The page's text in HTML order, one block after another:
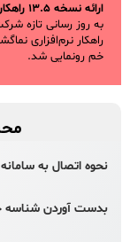
ارائه نسخه ۱۳.۵ راهکار نرم‌افزاری نماگشت به بازار آژانس‌های گردشگری
خم رونمایی شد.
نحوه اتصال به
بدست آوردن شناسه